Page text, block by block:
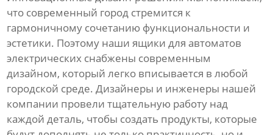
что современный город стремится к
гармоничному сочетанию функциональности и
эстетики. Поэтому наши ящики для автоматов
электрических снабжены современным
дизайном, который легко вписывается в любой
городской среде. Дизайнеры и инженеры нашей
компании провели тщательную работу над
каждой деталь, чтобы создать продукты, которые